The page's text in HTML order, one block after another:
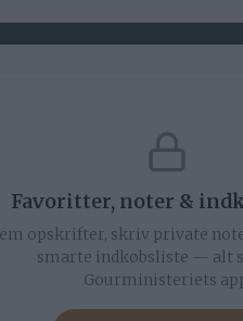
Favoritter, noter &
opskrifter, skriv private
smarte indkøbsliste — alt
Gourministeriets